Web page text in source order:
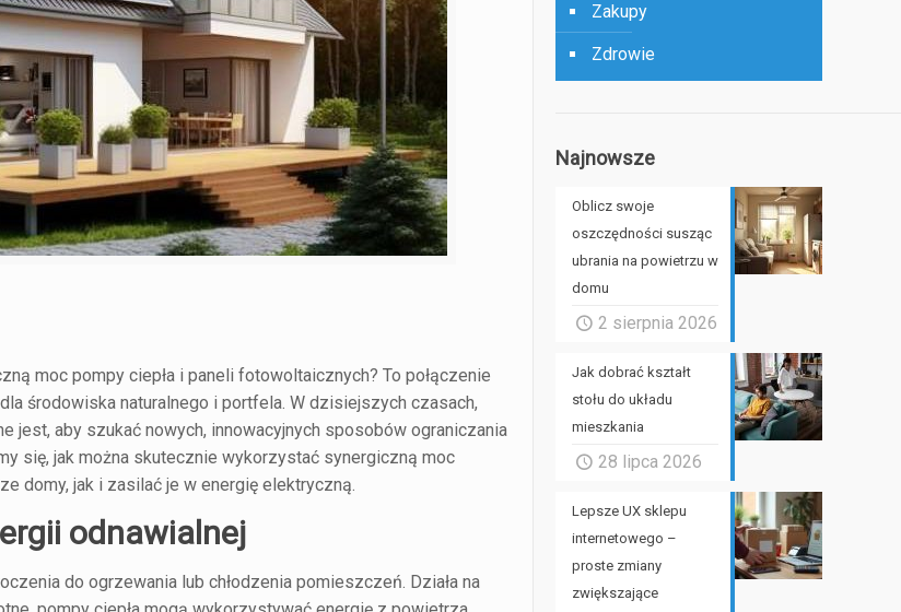
moc pompy ciepła i paneli fotowoltaicznych? To połączenie
środowiska naturalnego i portfela. W dzisiejszych czasach,
aby szukać nowych, innowacyjnych sposobów ograniczania
się, jak można skutecznie wykorzystać synergiczną moc
domy, jak i zasilać je w energię elektryczną.
odnawialnej
do ogrzewania lub chłodzenia pomieszczeń. Działa na
Zakupy
Zdrowie
Najnowsze
Oblicz swoje
oszczędności susząc
ubrania na powietrzu w
domu
2 sierpnia 2026
Jak dobrać kształt
stołu do układu
mieszkania
28 lipca 2026
Lepsze UX sklepu
internetowego –
proste zmiany
zwiększające